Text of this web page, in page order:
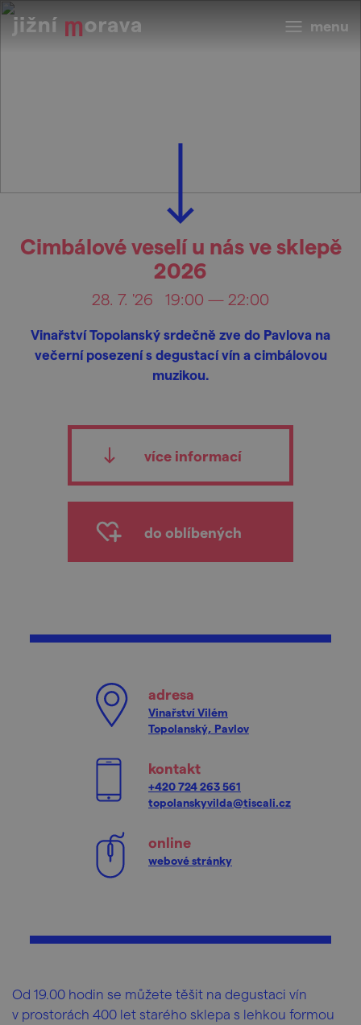
menu
Cimbálové veselí u nás ve sklepě
2026
28. 7. '26 19:00 — 22:00
Vinařství Topolanský srdečně zve do Pavlova na
večerní posezení s degustací vín a cimbálovou
muzikou.
více informací
do oblíbených
adresa
Vinařství Vilém
Topolanský, Pavlov
kontakt
+420 724 263 561
topolanskyvilda@tiscali.cz
online
webové stránky
Od 19.00 hodin se můžete těšit na degustaci vín
v prostorách 400 let starého sklepa s lehkou formou